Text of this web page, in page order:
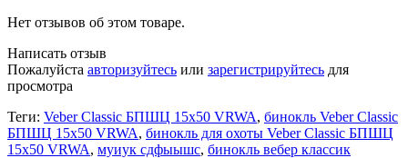
Нет отзывов об этом товаре.
Написать отзыв
Пожалуйста авторизуйтесь или зарегистрируйтесь для
просмотра
Теги: Veber Classic БПШЦ 15x50 VRWA, бинокль Veber Classic
БПШЦ 15x50 VRWA, бинокль для охоты Veber Classic БПШЦ
15x50 VRWA, муиук сдфыышс, бинокль вебер классик